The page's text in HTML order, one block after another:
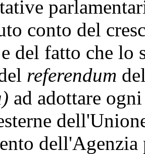
del
del fatto che lo
referendum
ad adottare
dell'Agenzia